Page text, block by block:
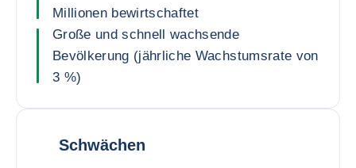
Millionen bewirtschaftet
Große und schnell wachsende
Bevölkerung (jährliche Wachstumsrate von
3 %)
Schwächen